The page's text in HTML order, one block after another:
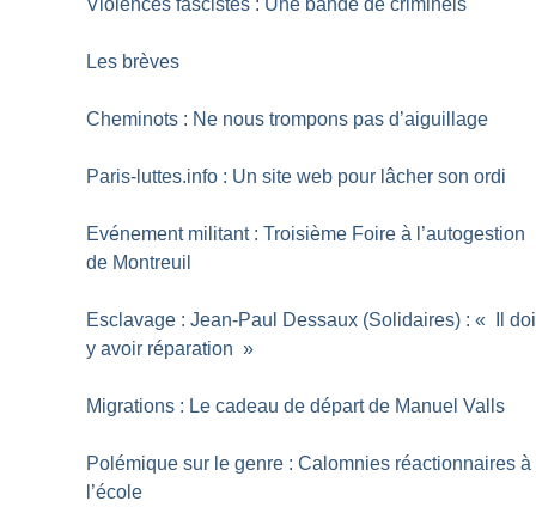
Violences fascistes : Une bande de criminels
Les brèves
Cheminots : Ne nous trompons pas d’aiguillage
Paris-luttes.info : Un site web pour lâcher son ordi
Evénement militant : Troisième Foire à l’autogestion
de Montreuil
Esclavage : Jean-Paul Dessaux (Solidaires) : «
Il
y avoir réparation »
Migrations : Le cadeau de départ de Manuel Valls
Polémique sur le genre : Calomnies réactionnaires à
l’école